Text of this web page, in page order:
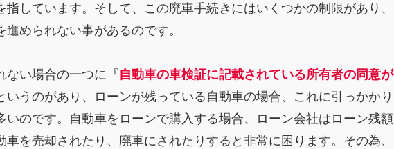
しています。そして、この廃車手続きにはいくつかの制限があり、
められない事があるのです。
ない場合の一つに『自動車の車検証に記載されている所有者の同意が
いうのがあり、ローンが残っている自動車の場合、これに引っかかり
いのです。自動車をローンで購入する場合、ローン会社はローン残額
を売却されたり、廃車にされたりすると非常に困ります。その為、